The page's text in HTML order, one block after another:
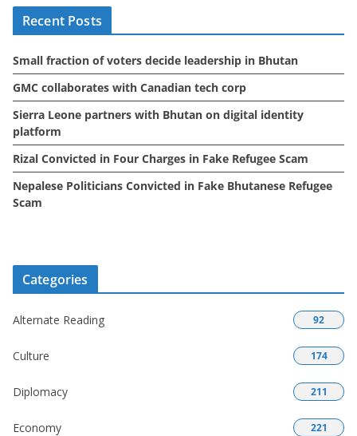
s
Recent Posts
Small fraction of voters decide leadership in Bhutan
GMC collaborates with Canadian tech corp
Sierra Leone partners with Bhutan on digital identity
platform
Rizal Convicted in Four Charges in Fake Refugee Scam
Nepalese Politicians Convicted in Fake Bhutanese Refugee
Scam
Categories
Alternate Reading 92
Culture 174
Diplomacy 211
Economy 221